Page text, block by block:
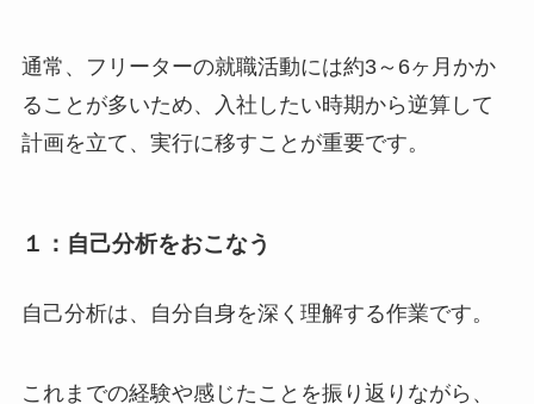
通常、フリーターの就職活動には約3～6ヶ月かか
ることが多いため、入社したい時期から逆算して
計画を立て、実行に移すことが重要です。
１：自己分析をおこなう
自己分析は、自分自身を深く理解する作業です。
これまでの経験や感じたことを振り返りながら、